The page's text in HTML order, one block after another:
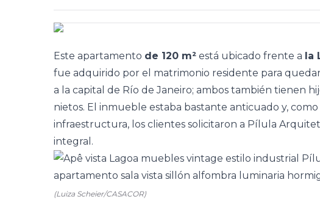
Este apartamento de 120 m² está ubicado frente a la
fue adquirido por el matrimonio residente para
a la capital de Río de Janeiro; ambos también tienen
nietos. El inmueble estaba bastante anticuado y,
infraestructura, los clientes solicitaron a Pílula
integral.
(Luiza Scheier/CASACOR)